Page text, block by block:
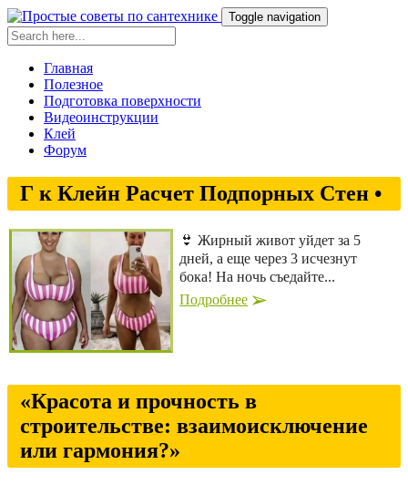
Toggle navigation
Главная
Полезное
Подготовка поверхности
Видеоинструкции
Клей
Форум
Г к Клейн Расчет Подпорных Стен •
👙 Жирный живот уйдет за 5
дней, а еще через 3 исчезнут
бока! На ночь съедайте...
Подробнее
«Красота и прочность в
строительстве: взаимоисключение
или гармония?»